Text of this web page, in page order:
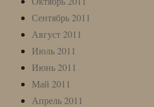
Сентябрь 2011
Август 2011
Июль 2011
Июнь 2011
Май 2011
Апрель 2011